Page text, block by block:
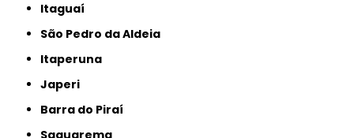
Itaguaí
São Pedro da Aldeia
Itaperuna
Japeri
Barra do Piraí